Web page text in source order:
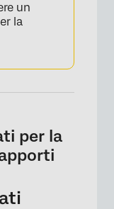
un
la
per la